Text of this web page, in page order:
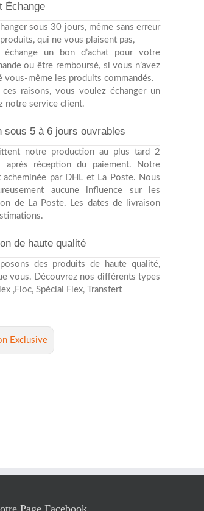
Échange
sous 30 jours, même sans erreur
qui ne vous plaisent pas,
un bon d’achat pour votre
ou être remboursé, si vous n’avez
vous-même les produits commandés.
raisons, vous voulez échanger un
notre service client.
sous 5 à 6 jours ouvrables
notre production au plus tard 2
après réception du paiement. Notre
acheminée par DHL et La Poste. Nous
aucune influence sur les
de La Poste. Les dates de livraison
de haute qualité
des produits de haute qualité,
vous. Découvrez nos différents types
,Floc, Spécial Flex, Transfert
Exclusive
Page Facebook